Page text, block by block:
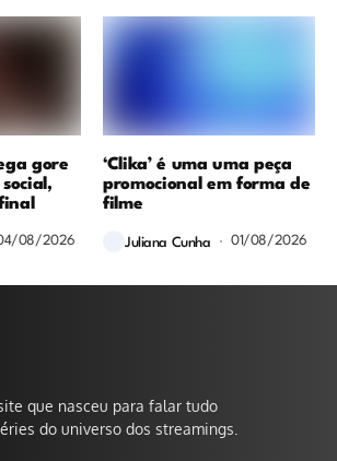
gore
08/2026
‘Clika’ é uma uma peça
promocional em forma de
filme
Juliana Cunha 01/08/2026
que nasceu para falar tudo
do universo dos streamings.